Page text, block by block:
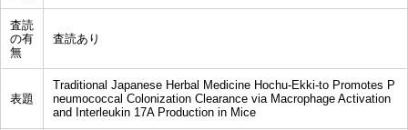
査読
の有
無
査読あり
表題
Traditional Japanese Herbal Medicine Hochu-Ekki-to Promotes P
neumococcal Colonization Clearance via Macrophage Activation
and Interleukin 17A Production in Mice